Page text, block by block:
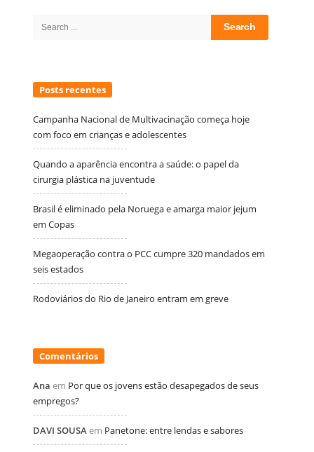
Posts recentes
Campanha Nacional de Multivacinação começa hoje
com foco em crianças e adolescentes
Quando a aparência encontra a saúde: o papel da
cirurgia plástica na juventude
Brasil é eliminado pela Noruega e amarga maior jejum
em Copas
Megaoperação contra o PCC cumpre 320 mandados em
seis estados
Rodoviários do Rio de Janeiro entram em greve
Comentários
Ana em Por que os jovens estão desapegados de seus
empregos?
DAVI SOUSA em Panetone: entre lendas e sabores